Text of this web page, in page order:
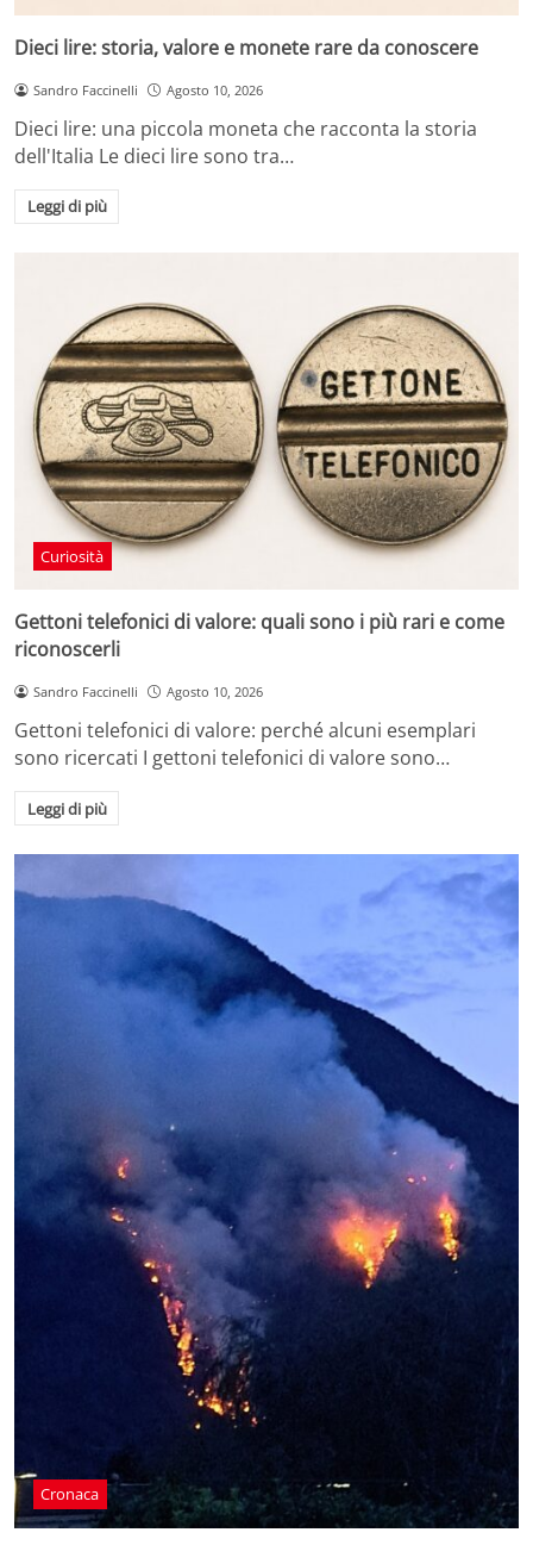
Dieci lire: storia, valore e monete rare da conoscere
Sandro Faccinelli Agosto 10, 2026
Dieci lire: una piccola moneta che racconta la storia
dell'Italia Le dieci lire sono tra…
Leggi di più
Curiosità
Gettoni telefonici di valore: quali sono i più rari e come
riconoscerli
Sandro Faccinelli Agosto 10, 2026
Gettoni telefonici di valore: perché alcuni esemplari
sono ricercati I gettoni telefonici di valore sono…
Leggi di più
Cronaca